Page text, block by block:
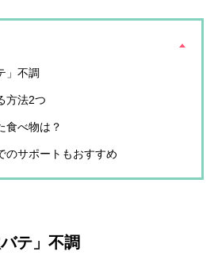
」不調
方法2つ
食べ物は？
のサポートもおすすめ
テ」不調